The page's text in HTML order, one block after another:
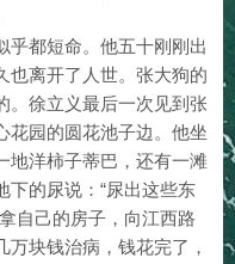
乎都短命。他五十刚刚出
也离开了人世。张大狗的
。徐立义最后一次见到张
花园的圆花池子边。他坐
地洋柿子蒂巴，还有一滩
下的尿说：“尿出这些东
自己的房子，向江西路
块钱治病，钱花完了，